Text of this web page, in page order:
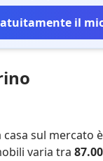
il
sul mercato è
varia tra